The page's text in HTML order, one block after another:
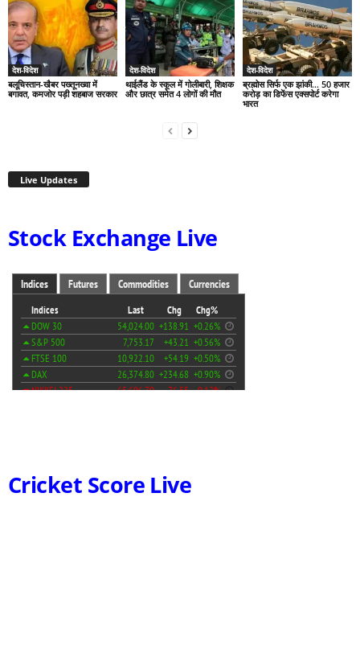
देश-विदेश
बलूचिस्तान-खैबर पख्तूनख्वा में
बगावत, कमजोर पड़ी शहबाज सरकार
देश-विदेश
थाईलैंड के स्कूल में गोलीबारी, शिक्षक
और छात्र समेत 4 लोगों की मौत
देश-विदेश
ब्रह्मोस सिर्फ एक झांकी… 50 हजार
करोड़ का डिफेंस एक्सपोर्ट करेगा
भारत
Live Updates
Stock Exchange Live
Cricket Score Live